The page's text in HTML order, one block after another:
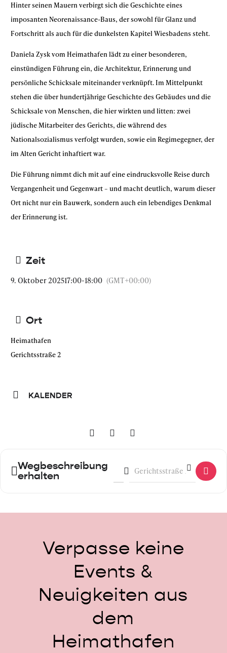
Hinter seinen Mauern verbirgt sich die Geschichte eines
imposanten Neorenaissance-Baus, der sowohl für Glanz und
Fortschritt als auch für die dunkelsten Kapitel Wiesbadens steht.
Daniela Zysk vom Heimathafen lädt zu einer besonderen,
einstündigen Führung ein, die Architektur, Erinnerung und
persönliche Schicksale miteinander verknüpft. Im Mittelpunkt
stehen die über hundertjährige Geschichte des Gebäudes und die
Schicksale von Menschen, die hier wirkten und litten: zwei
jüdische Mitarbeiter des Gerichts, die während des
Nationalsozialismus verfolgt wurden, sowie ein Regimegegner, der
im Alten Gericht inhaftiert war.
Die Führung nimmt dich mit auf eine eindrucksvolle Reise durch
Vergangenheit und Gegenwart – und macht deutlich, warum dieser
Ort nicht nur ein Bauwerk, sondern auch ein lebendiges Denkmal
der Erinnerung ist.
Zeit
9. Oktober 202517:00-18:00 (GMT+00:00)
Ort
Heimathafen
Gerichtsstraße 2
KALENDER
Wegbeschreibung
erhalten
Address - Historische Führung
Destination Address -
Verpasse keine
Events &
Neuigkeiten aus
dem
Heimathafen